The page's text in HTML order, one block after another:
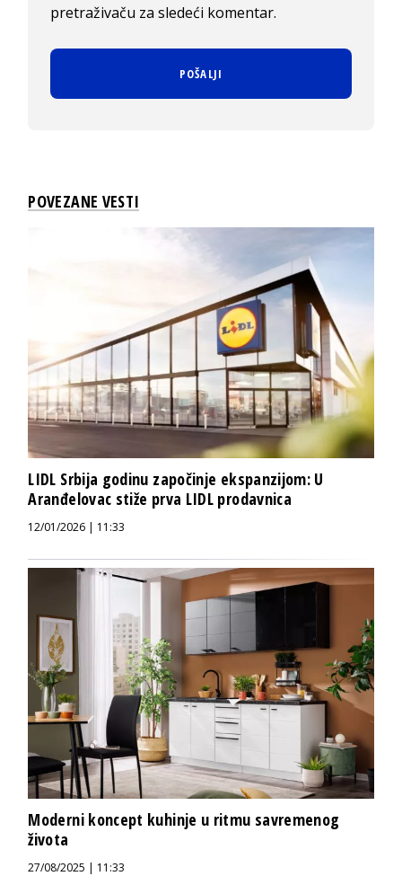
pretraživaču za sledeći komentar.
POVEZANE VESTI
LIDL Srbija godinu započinje ekspanzijom: U
Aranđelovac stiže prva LIDL prodavnica
12/01/2026 | 11:33
Moderni koncept kuhinje u ritmu savremenog
života
27/08/2025 | 11:33